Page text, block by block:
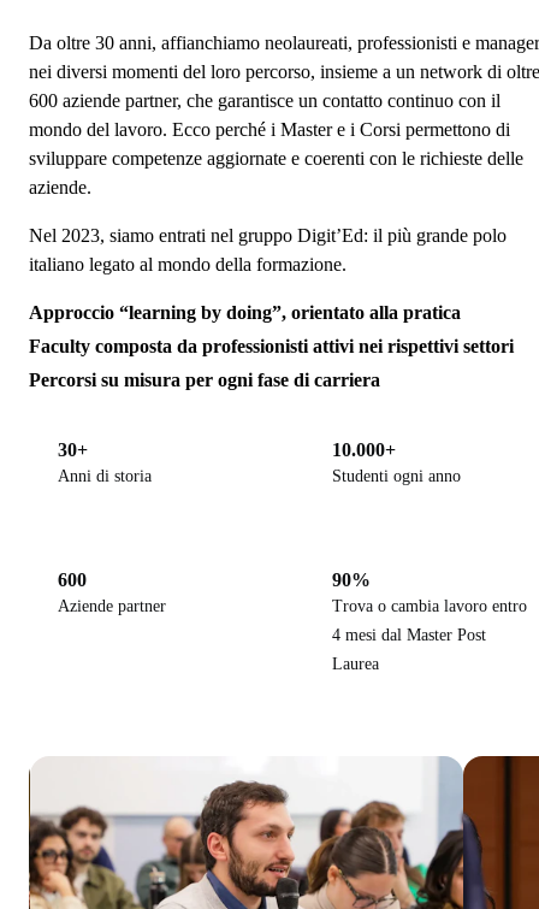
Da oltre 30 anni, affianchiamo neolaureati, professionisti e manager
nei diversi momenti del loro percorso, insieme a un network di oltre
600 aziende partner, che garantisce un contatto continuo con il
mondo del lavoro. Ecco perché i Master e i Corsi permettono di
sviluppare competenze aggiornate e coerenti con le richieste delle
aziende.
Nel 2023, siamo entrati nel gruppo Digit’Ed: il più grande polo
italiano legato al mondo della formazione.
Approccio “learning by doing”, orientato alla pratica
Faculty composta da professionisti attivi nei rispettivi settori
Percorsi su misura per ogni fase di carriera
30+
Anni di storia
10.000+
Studenti ogni anno
600
Aziende partner
90%
Trova o cambia lavoro entro
4 mesi dal Master Post
Laurea